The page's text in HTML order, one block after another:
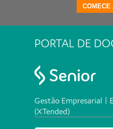
COMECE
PORTAL DE
Gestão Empresarial |
(XTended)